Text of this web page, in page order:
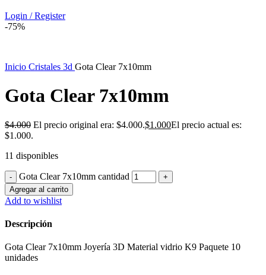
Login / Register
-75%
Inicio Cristales 3d Gota Clear 7x10mm
Gota Clear 7x10mm
$4.000 El precio original era: $4.000.$1.000El precio actual es:
$1.000.
11 disponibles
Gota Clear 7x10mm cantidad
Agregar al carrito
Add to wishlist
Descripción
Gota Clear 7x10mm Joyería 3D Material vidrio K9 Paquete 10
unidades